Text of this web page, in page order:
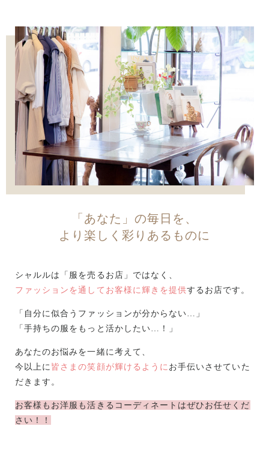
「あなた」の毎日を、
より楽しく彩りあるものに
シャルルは「服を売るお店」ではなく、
ファッションを通してお客様に輝きを提供するお店です。
「自分に似合うファッションが分からない…」
「手持ちの服をもっと活かしたい…！」
あなたのお悩みを一緒に考えて、
今以上に 皆さまの笑顔が輝けるように お手伝いさせていた
だきます。
お客様もお洋服も活きるコーディネートはぜひお任せくだ
さい！！